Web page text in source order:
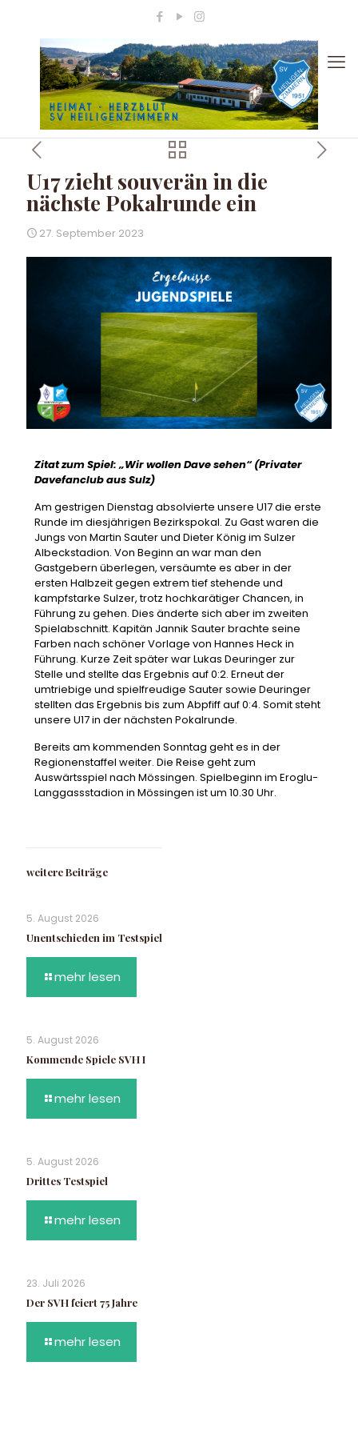
U17 zieht souverän in die
nächste Pokalrunde ein
27. September 2023
Zitat zum Spiel: „Wir wollen Dave sehen“ (Privater
Davefanclub aus Sulz)
Am gestrigen Dienstag absolvierte unsere U17 die erste
Runde im diesjährigen Bezirkspokal. Zu Gast waren die
Jungs von Martin Sauter und Dieter König im Sulzer
Albeckstadion. Von Beginn an war man den
Gastgebern überlegen, versäumte es aber in der
ersten Halbzeit gegen extrem tief stehende und
kampfstarke Sulzer, trotz hochkarätiger Chancen, in
Führung zu gehen. Dies änderte sich aber im zweiten
Spielabschnitt. Kapitän Jannik Sauter brachte seine
Farben nach schöner Vorlage von Hannes Heck in
Führung. Kurze Zeit später war Lukas Deuringer zur
Stelle und stellte das Ergebnis auf 0:2. Erneut der
umtriebige und spielfreudige Sauter sowie Deuringer
stellten das Ergebnis bis zum Abpfiff auf 0:4. Somit steht
unsere U17 in der nächsten Pokalrunde.
Bereits am kommenden Sonntag geht es in der
Regionenstaffel weiter. Die Reise geht zum
Auswärtsspiel nach Mössingen. Spielbeginn im Eroglu-
Langgassstadion in Mössingen ist um 10.30 Uhr.
weitere Beiträge
5. August 2026
Unentschieden im Testspiel
mehr lesen
5. August 2026
Kommende Spiele SVH I
mehr lesen
5. August 2026
Drittes Testspiel
mehr lesen
23. Juli 2026
Der SVH feiert 75 Jahre
mehr lesen